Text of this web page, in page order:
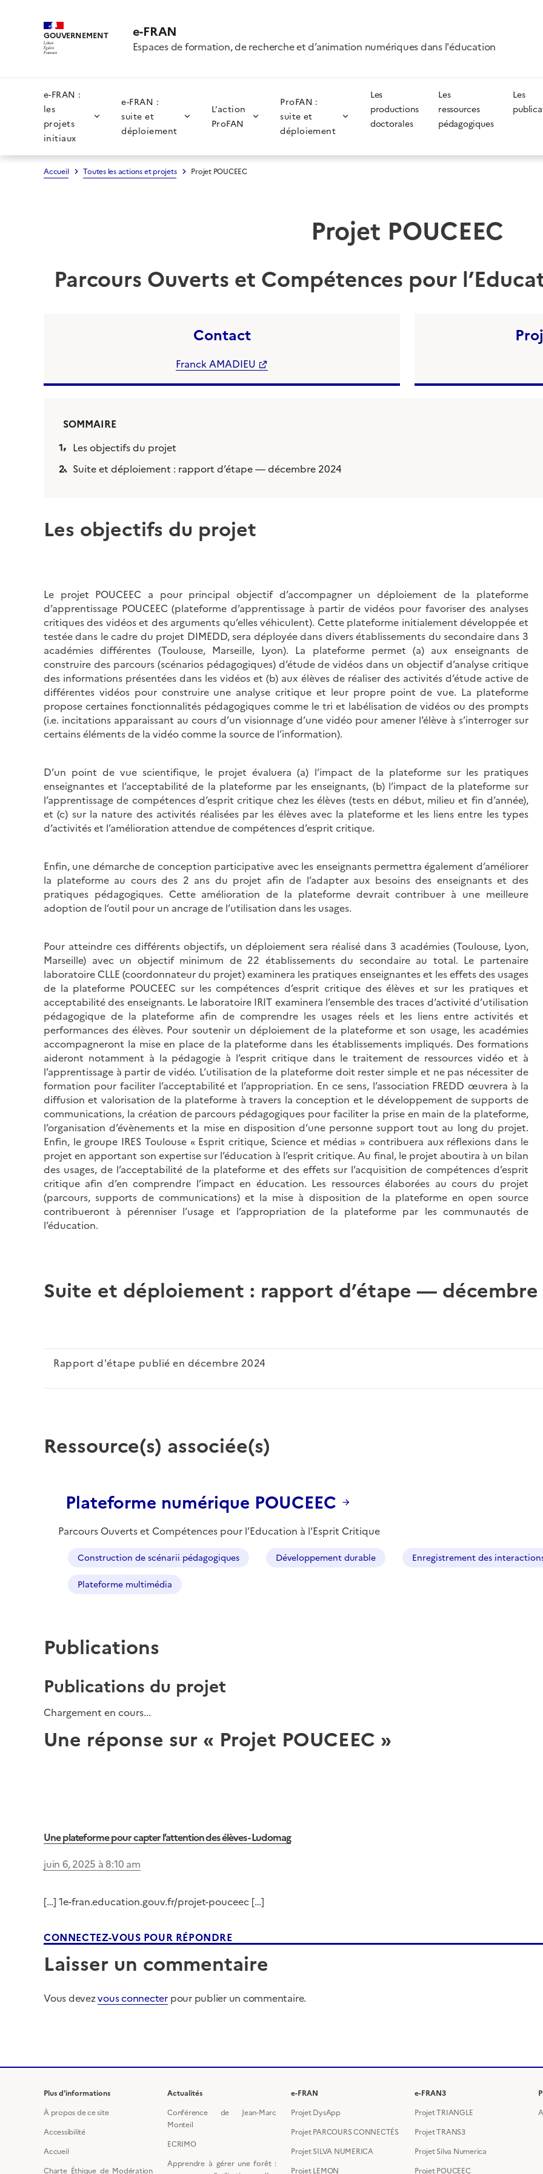
GOUVERNEMENT
Liberté
Égalité
Fraternité
e-FRAN
Espaces de formation, de recherche et d’animation numériques dans l'éducation
e-FRAN :
les
projets
initiaux
e-FRAN :
suite et
déploiement
L’action
ProFAN
ProFAN :
suite et
déploiement
Les
productions
doctorales
Les
ressources
pédagogiques
Les
Accueil Toutes les actions et projets Projet POUCEEC
Projet POUCEEC
Parcours Ouverts et Compétences pour
Contact
Franck AMADIEU
SOMMAIRE
Les objectifs du projet
Suite et déploiement : rapport d’étape — décembre 2024
Les objectifs du projet
Le projet POUCEEC a pour principal objectif d’accompagner un déploiement de la plateforme
d’apprentissage POUCEEC (plateforme d’apprentissage à partir de vidéos pour favoriser des analyses
critiques des vidéos et des arguments qu’elles véhiculent). Cette plateforme initialement développée et
testée dans le cadre du projet DIMEDD, sera déployée dans divers établissements du secondaire dans 3
académies différentes (Toulouse, Marseille, Lyon). La plateforme permet (a) aux enseignants de
construire des parcours (scénarios pédagogiques) d’étude de vidéos dans un objectif d’analyse critique
des informations présentées dans les vidéos et (b) aux élèves de réaliser des activités d’étude active de
différentes vidéos pour construire une analyse critique et leur propre point de vue. La plateforme
propose certaines fonctionnalités pédagogiques comme le tri et labélisation de vidéos ou des prompts
(i.e. incitations apparaissant au cours d’un visionnage d’une vidéo pour amener l’élève à s’interroger sur
certains éléments de la vidéo comme la source de l’information).
D’un point de vue scientifique, le projet évaluera (a) l’impact de la plateforme sur les pratiques
enseignantes et l’acceptabilité de la plateforme par les enseignants, (b) l’impact de la plateforme sur
l’apprentissage de compétences d’esprit critique chez les élèves (tests en début, milieu et fin d’année),
et (c) sur la nature des activités réalisées par les élèves avec la plateforme et les liens entre les types
d’activités et l’amélioration attendue de compétences d’esprit critique.
Enfin, une démarche de conception participative avec les enseignants permettra également d’améliorer
la plateforme au cours des 2 ans du projet afin de l’adapter aux besoins des enseignants et des
pratiques pédagogiques. Cette amélioration de la plateforme devrait contribuer à une meilleure
adoption de l’outil pour un ancrage de l’utilisation dans les usages.
Pour atteindre ces différents objectifs, un déploiement sera réalisé dans 3 académies (Toulouse, Lyon,
Marseille) avec un objectif minimum de 22 établissements du secondaire au total. Le partenaire
laboratoire CLLE (coordonnateur du projet) examinera les pratiques enseignantes et les effets des usages
de la plateforme POUCEEC sur les compétences d’esprit critique des élèves et sur les pratiques et
acceptabilité des enseignants. Le laboratoire IRIT examinera l’ensemble des traces d’activité d’utilisation
pédagogique de la plateforme afin de comprendre les usages réels et les liens entre activités et
performances des élèves. Pour soutenir un déploiement de la plateforme et son usage, les académies
accompagneront la mise en place de la plateforme dans les établissements impliqués. Des formations
aideront notamment à la pédagogie à l’esprit critique dans le traitement de ressources vidéo et à
l’apprentissage à partir de vidéo. L’utilisation de la plateforme doit rester simple et ne pas nécessiter de
formation pour faciliter l’acceptabilité et l’appropriation. En ce sens, l’association FREDD œuvrera à la
diffusion et valorisation de la plateforme à travers la conception et le développement de supports de
communications, la création de parcours pédagogiques pour faciliter la prise en main de la plateforme,
l’organisation d’évènements et la mise en disposition d’une personne support tout au long du projet.
Enfin, le groupe IRES Toulouse « Esprit critique, Science et médias » contribuera aux réflexions dans le
projet en apportant son expertise sur l’éducation à l’esprit critique. Au final, le projet aboutira à un bilan
des usages, de l’acceptabilité de la plateforme et des effets sur l’acquisition de compétences d’esprit
critique afin d’en comprendre l’impact en éducation. Les ressources élaborées au cours du projet
(parcours, supports de communications) et la mise à disposition de la plateforme en open source
contribueront à pérenniser l’usage et l’appropriation de la plateforme par les communautés de
l’éducation.
Suite et déploiement : rapport d’étape — décembre
Rapport d'étape publié en décembre 2024
Ressource(s) associée(s)
Plateforme numérique POUCEEC
Parcours Ouverts et Compétences pour l’Education à l’Esprit Critique
Construction de scénarii pédagogiques Développement durable Enregistrement des
Plateforme multimédia
Publications
Publications du projet
Chargement en cours...
Une réponse sur « Projet POUCEEC »
Une plateforme pour capter l’attention des élèves - Ludomag
juin 6, 2025 à 8:10 am
[…] 1e-fran.education.gouv.fr/projet-pouceec […]
CONNECTEZ-VOUS POUR RÉPONDRE
Laisser un commentaire
Vous devezvous connecter pour publier un commentaire.
Plus d'informations
À propos de ce site
Accessibilité
Accueil
Charte Éthique de Modération
Actualités
Conférence de Jean-Marc
Monteil
ECRIMO
Apprendre à gérer une forêt :
e-FRAN
Projet DysApp
Projet PARCOURS CONNECTÉS
Projet SILVA NUMERICA
Projet LEMON
e-FRAN3
Projet TRIANGLE
Projet TRANS3
Projet Silva Numerica
Projet POUCEEC